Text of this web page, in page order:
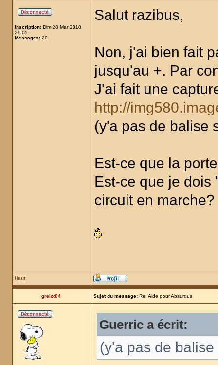
Inscription: Dim 28 Mar 2010
21:05
Messages: 20
Salut razibus,
Non, j'ai bien fait
jusqu'au +. Par
J'ai fait une
http://
(y'a pas de balise
Est-ce que la
Est-ce que je dois
circuit en marche?
Haut
grelot04 Sujet du message: Re: Aide pour Absurdus
Guerric a écrit:
(y'a pas de